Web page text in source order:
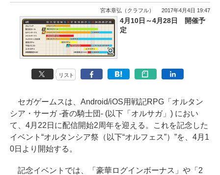
宮本章弘（クラフル） 2017年4月4日 19:47
4月10日～4月28日 開催予
定
リスト
セガゲームスは、Android/iOS用戦記RPG「オルタン
シア・サーガ -蒼の騎士団- (以下「オルサガ」) におい
て、4月22日に配信開始2周年を迎える。これを記念した
イベント“オルタンシア祭（以下“オルフェス”）”を、4月1
0日より開始する。
記念イベントでは、「豪華ログインボーナス」や「2